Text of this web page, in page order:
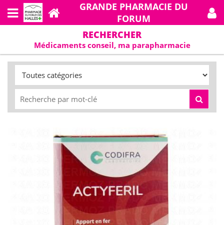
GRANDE PHARMACIE DU
FORUM
RECHERCHER
Médicaments conseil, ma parapharmacie